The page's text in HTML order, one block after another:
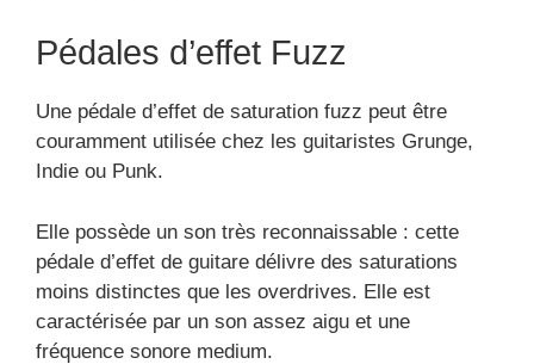
Pédales d’effet Fuzz
Une pédale d’effet de saturation fuzz peut être
couramment utilisée chez les guitaristes Grunge,
Indie ou Punk.
Elle possède un son très reconnaissable : cette
pédale d’effet de guitare délivre des saturations
moins distinctes que les overdrives. Elle est
caractérisée par un son assez aigu et une
fréquence sonore medium.